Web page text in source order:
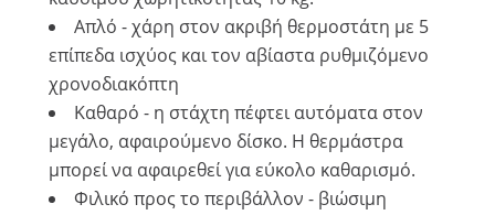
Απλό - χάρη στον ακριβή θερμοστάτη με 5
επίπεδα ισχύος και τον αβίαστα ρυθμιζόμενο
χρονοδιακόπτη
Καθαρό - η στάχτη πέφτει αυτόματα στον
μεγάλο, αφαιρούμενο δίσκο. Η θερμάστρα
μπορεί να αφαιρεθεί για εύκολο καθαρισμό.
Φιλικό προς το περιβάλλον - βιώσιμη